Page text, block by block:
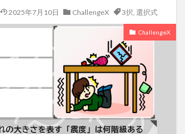
2025年7月10日 ChallengeX 3択, 選択式
ChallengeX